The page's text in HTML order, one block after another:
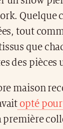
Quelque
tout
que
des pièces
maison
opté
première